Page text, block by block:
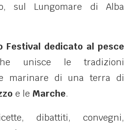
sul Lungomare di Alba
Festival dedicato al pesce
unisce le tradizioni
marinare di una terra di
e le Marche.
dibattiti, convegni,